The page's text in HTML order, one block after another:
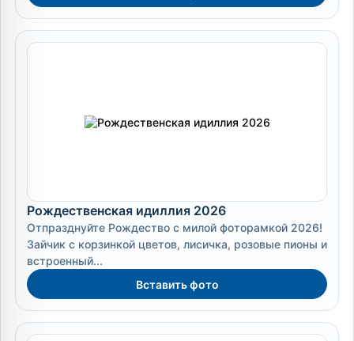
Рождественская идиллия 2026
Отпразднуйте Рождество с милой фоторамкой 2026!
Зайчик с корзинкой цветов, лисичка, розовые пионы и
встроенный...
Вставить фото